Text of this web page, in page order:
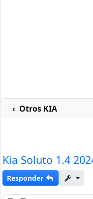
Otros KIA
Kia Soluto 1.4
Responder